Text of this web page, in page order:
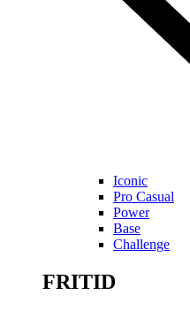
Iconic
Pro Casual
Power
Base
Challenge
FRITID